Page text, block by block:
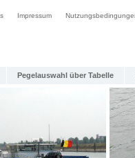
Impressum
Pegelauswahl über Tabelle